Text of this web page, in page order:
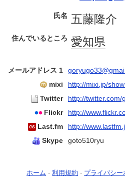
氏名 五藤隆介
住んでいるところ 愛知県
メールアドレス 1
mixi
http://mixi.jp/
Twitter
http://twitter.com/
Flickr
http://
Last.fm
http://
Skype
goto510ryu
ホーム - 利用規約 - プライバシー